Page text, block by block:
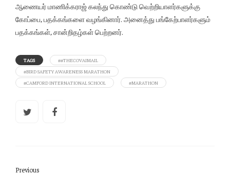
ஆணையர் மாணிக்கராஜ் கலந்து கொண்டு வெற்றியாளர்களுக்கு
கோப்பை, பதக்கங்களை வழங்கினார். அனைத்து பங்கேற்பாளர்களும்
பதக்கங்கள், சான்றிதழ்கள் பெற்றனர்.
TAGS
##THECOVAIMAIL
#BIRD SAFETY AWARENESS MARATHON
#CAMFORD INTERNATIONAL SCHOOL
#MARATHON
Previous